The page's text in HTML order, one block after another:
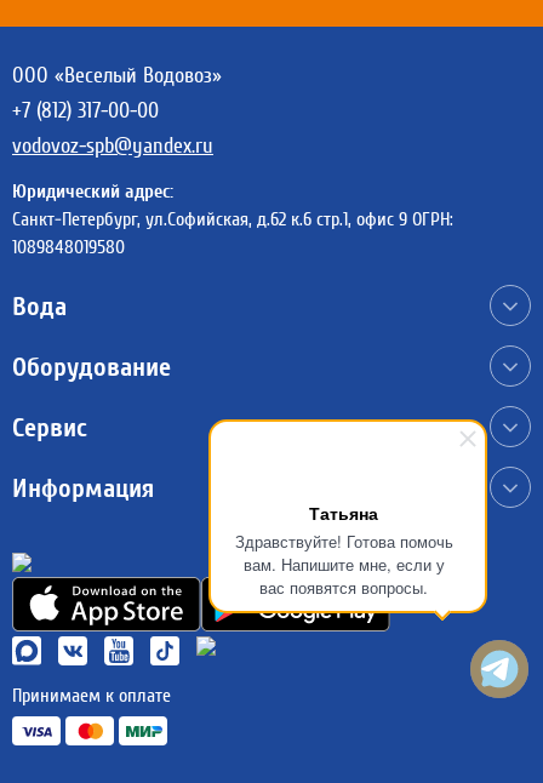
Татьяна
Здравствуйте! Готова помочь
вам. Напишите мне, если у
вас появятся вопросы.
ООО «Веселый Водовоз»
+7 (812) 317-00-00
vodovoz-spb@yandex.ru
Юридический адрес:
Санкт-Петербург, ул.Софийская, д.62 к.6 стр.1, офис 9 ОГРН:
1089848019580
Вода
Оборудование
Сервис
Информация
Принимаем к оплате
Max
VK
Онлайн чат bitrix24